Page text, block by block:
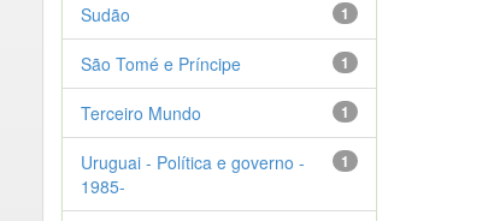
1
Sudão
1
São Tomé e Príncipe
1
Terceiro Mundo
1
Uruguai - Política e governo -
1985-